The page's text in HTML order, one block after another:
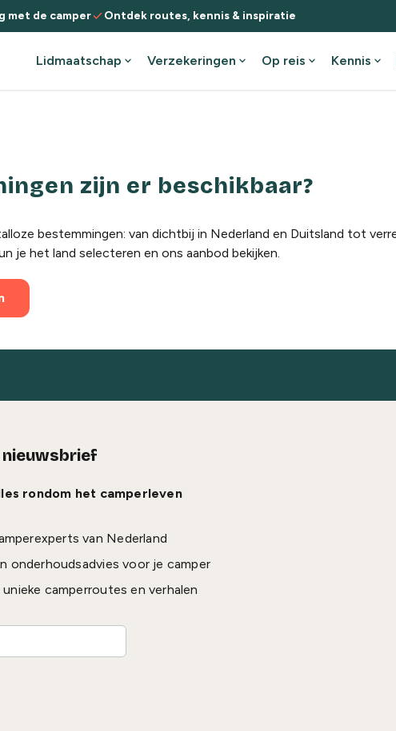
met de campercheckOntdek routes, kennis & inspiratie
Lidmaatschap expand_more Verzekeringen expand_more Op reis expand_more Kennis expand_more
zijn er beschikbaar?
bestemmingen: van dichtbij in Nederland en Duitsland tot
je het land selecteren en ons aanbod bekijken.
nieuwsbrief
rondom het camperleven
van Nederland
onderhoudsadvies voor je camper
camperroutes en verhalen